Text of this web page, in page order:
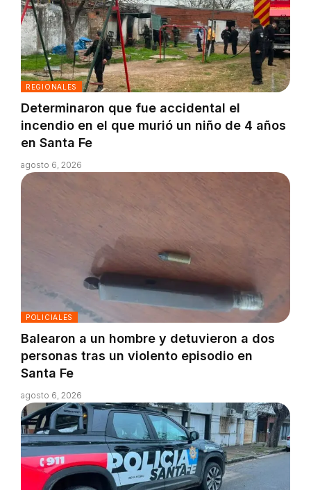
REGIONALES
Determinaron que fue accidental el
incendio en el que murió un niño de 4 años
en Santa Fe
agosto 6, 2026
POLICIALES
Balearon a un hombre y detuvieron a dos
personas tras un violento episodio en
Santa Fe
agosto 6, 2026